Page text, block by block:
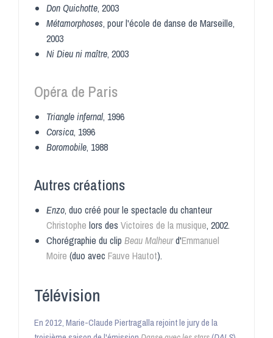
Don Quichotte, 2003
Métamorphoses, pour l'école de danse de Marseille,
2003
Ni Dieu ni maître, 2003
Opéra de Paris
Triangle infernal, 1996
Corsica, 1996
Boromobile, 1988
Autres créations
Enzo, duo créé pour le spectacle du chanteur
Christophe lors des Victoires de la musique, 2002.
Chorégraphie du clip Beau Malheurd'Emmanuel
Moire (duo avec Fauve Hautot).
Télévision
En 2012, Marie-Claude Piertragalla rejoint le jury de la